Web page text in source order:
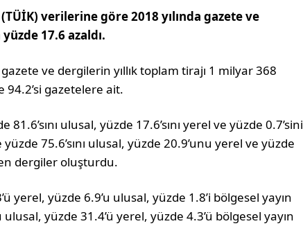
verilerine göre 2018 yılında gazete ve
17.6 azaldı.
ve dergilerin yıllık toplam tirajı 1 milyar 368
94.2’si gazetelere ait.
ulusal, yüzde 17.6’sını yerel ve yüzde 0.7’sini
75.6’sını ulusal, yüzde 20.9’unu yerel ve yüzde
dergiler oluşturdu.
yerel, yüzde 6.9’u ulusal, yüzde 1.8’i bölgesel yayın
yüzde 31.4’ü yerel, yüzde 4.3’ü bölgesel yayın